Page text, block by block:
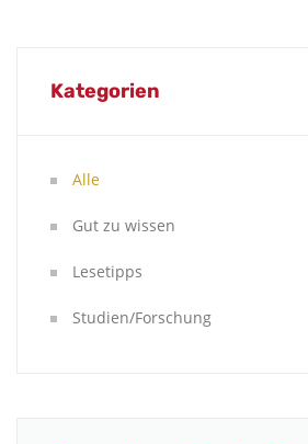
Kategorien
Alle
Gut zu wissen
Lesetipps
Studien/Forschung